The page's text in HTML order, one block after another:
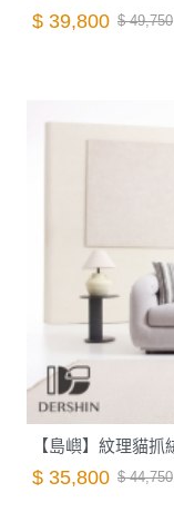
$ 39,800 $ 49,750
$ 35,800 $ 44,750